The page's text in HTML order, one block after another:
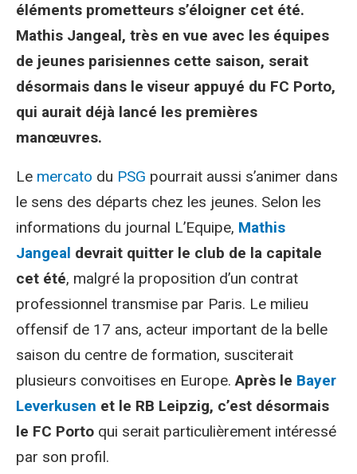
éléments prometteurs s’éloigner cet été.
Mathis Jangeal, très en vue avec les équipes
de jeunes parisiennes cette saison, serait
désormais dans le viseur appuyé du FC Porto,
qui aurait déjà lancé les premières
manœuvres.
Le mercato du PSG pourrait aussi s’animer dans
le sens des départs chez les jeunes. Selon les
informations du journal L’Equipe, Mathis
Jangeal devrait quitter le club de la capitale
cet été, malgré la proposition d’un contrat
professionnel transmise par Paris. Le milieu
offensif de 17 ans, acteur important de la belle
saison du centre de formation, susciterait
plusieurs convoitises en Europe.Après le Bayer
Leverkusen et le RB Leipzig, c’est désormais
le FC Porto qui serait particulièrement intéressé
par son profil.